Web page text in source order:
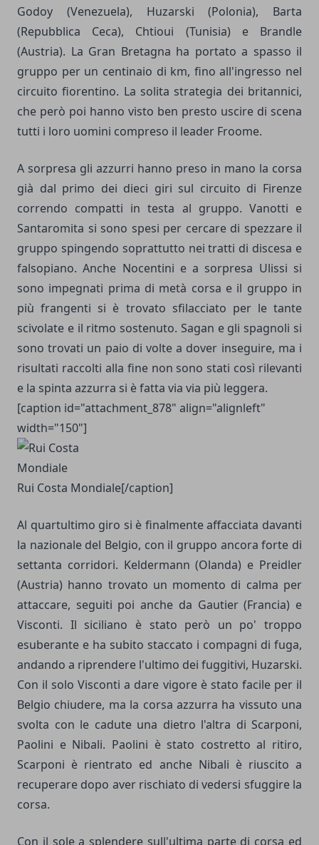
Godoy (Venezuela), Huzarski (Polonia), Barta
(Repubblica Ceca), Chtioui (Tunisia) e Brandle
(Austria). La Gran Bretagna ha portato a spasso il
gruppo per un centinaio di km, fino all'ingresso nel
circuito fiorentino. La solita strategia dei britannici,
che però poi hanno visto ben presto uscire di scena
tutti i loro uomini compreso il leader Froome.
A sorpresa gli azzurri hanno preso in mano la corsa
già dal primo dei dieci giri sul circuito di Firenze
correndo compatti in testa al gruppo. Vanotti e
Santaromita si sono spesi per cercare di spezzare il
gruppo spingendo soprattutto nei tratti di discesa e
falsopiano. Anche Nocentini e a sorpresa Ulissi si
sono impegnati prima di metà corsa e il gruppo in
più frangenti si è trovato sfilacciato per le tante
scivolate e il ritmo sostenuto. Sagan e gli spagnoli si
sono trovati un paio di volte a dover inseguire, ma i
risultati raccolti alla fine non sono stati così rilevanti
e la spinta azzurra si è fatta via via più leggera.
[caption id="attachment_878" align="alignleft"
width="150"]
Rui Costa Mondiale[/caption]
Al quartultimo giro si è finalmente affacciata davanti
la nazionale del Belgio, con il gruppo ancora forte di
settanta corridori. Keldermann (Olanda) e Preidler
(Austria) hanno trovato un momento di calma per
attaccare, seguiti poi anche da Gautier (Francia) e
Visconti. Il siciliano è stato però un po' troppo
esuberante e ha subito staccato i compagni di fuga,
andando a riprendere l'ultimo dei fuggitivi, Huzarski.
Con il solo Visconti a dare vigore è stato facile per il
Belgio chiudere, ma la corsa azzurra ha vissuto una
svolta con le cadute una dietro l'altra di Scarponi,
Paolini e Nibali. Paolini è stato costretto al ritiro,
Scarponi è rientrato ed anche Nibali è riuscito a
recuperare dopo aver rischiato di vedersi sfuggire la
corsa.
Con il sole a splendere sull'ultima parte di corsa ed